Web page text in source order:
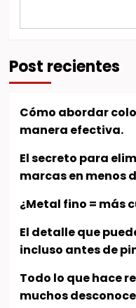
Post recientes
Cómo abordar
manera efectiva.
El secreto para
marcas en menos
¿Metal fino = más
El detalle que
incluso antes de
Todo lo que hace
muchos